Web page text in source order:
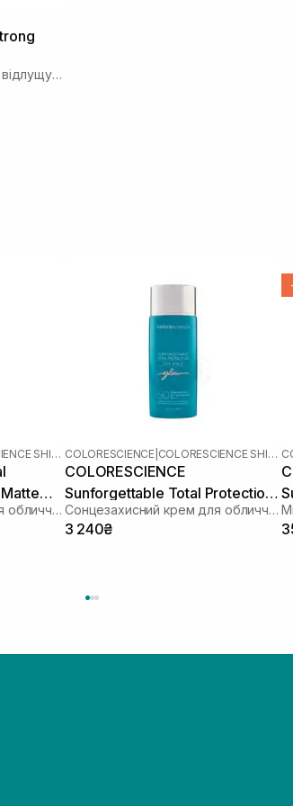
Тонер для інтенсивного відлущування
COLORESCIENCE SHIELD
Сонцезахисний крем для обличчя з матуючим і тонуючим ефектом
COLORESCIENCE COLORESCIENCE SHIELD
COLORESCIENCE
Sunforgettable Total Protection
Face Shield Glow SPF 50 55 млСонцезахисний крем для обличчя з ефектом сяйва
3 240₴